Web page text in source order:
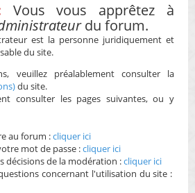
Vous vous apprêtez à
du forum.
est la personne juridiquement et
du site.
veuillez préalablement consulter la
du site.
consulter les pages suivantes, ou y
au forum :cliquer ici
mot de passe :cliquer ici
décisions de la modération :cliquer ici
concernant l'utilisation du site :